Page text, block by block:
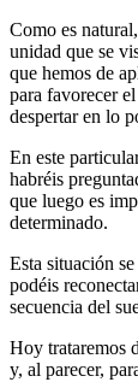
Como es
unidad que se
que hemos de
para favorecer
despertar en lo
En este
habréis
que luego es
determinado.
Esta situación
podéis
secuencia del
Hoy trataremos
y, al parecer,